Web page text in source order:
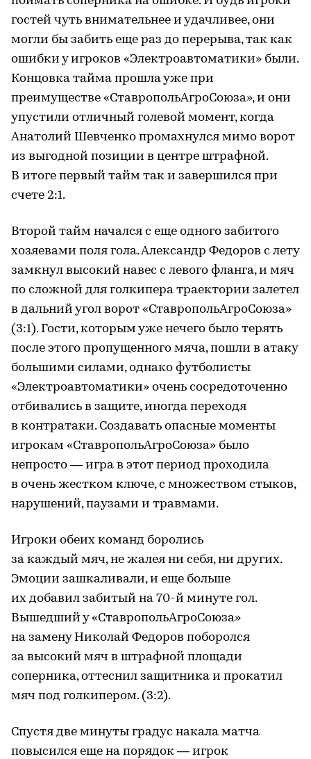
гостей чуть внимательнее и удачливее, они
могли бы забить еще раз до перерыва, так как
ошибки у игроков «Электроавтоматики» были.
Концовка тайма прошла уже при
преимуществе «СтавропольАгроСоюза», и они
упустили отличный голевой момент, когда
Анатолий Шевченко промахнулся мимо ворот
из выгодной позиции в центре штрафной.
В итоге первый тайм так и завершился при
счете 2:1.
Второй тайм начался с еще одного забитого
хозяевами поля гола. Александр Федоров с лету
замкнул высокий навес с левого фланга, и мяч
по сложной для голкипера траектории залетел
в дальний угол ворот «СтавропольАгроСоюза»
(3:1). Гости, которым уже нечего было терять
после этого пропущенного мяча, пошли в атаку
большими силами, однако футболисты
«Электроавтоматики» очень сосредоточенно
отбивались в защите, иногда переходя
в контратаки. Создавать опасные моменты
игрокам «СтавропольАгроСоюза» было
непросто — игра в этот период проходила
в очень жестком ключе, с множеством стыков,
нарушений, паузами и травмами.
Игроки обеих команд боролись
за каждый мяч, не жалея ни себя, ни других.
Эмоции зашкаливали, и еще больше
их добавил забитый на 70-й минуте гол.
Вышедший у «СтавропольАгроСоюза»
на замену Николай Федоров поборолся
за высокий мяч в штрафной площади
соперника, оттеснил защитника и прокатил
мяч под голкипером. (3:2).
Спустя две минуты градус накала матча
повысился еще на порядок — игрок